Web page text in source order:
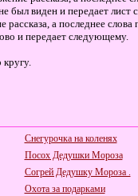
был виден и передает
а последнее
и передает следующему.
кругу.
Снегурочка на коленях
Посох Дедушки Мороза
Согрей Дедушку Мороза .
Охота за подарками